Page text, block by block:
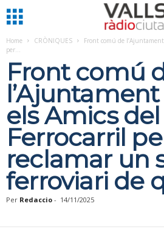
Home CRÒNIQUES
Front comú de
per...
Front comú
els Amics del
Ferrocarril
reclamar un
ferroviari de
Per Redaccio - 14/11/2025